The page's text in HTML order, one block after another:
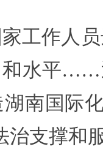
作人员
水平……
南国际
治支撑和